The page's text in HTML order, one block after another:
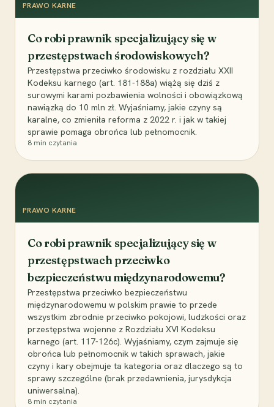
PRAWO KARNE
Co robi prawnik specjalizujący się w
przestępstwach środowiskowych?
Przestępstwa przeciwko środowisku z rozdziału XXII
Kodeksu karnego (art. 181-188a) wiążą się dziś z
surowymi karami pozbawienia wolności i obowiązkową
nawiązką do 10 mln zł. Wyjaśniamy, jakie czyny są
karalne, co zmieniła reforma z 2022 r. i jak w takiej
sprawie pomaga obrońca lub pełnomocnik.
8 min czytania
PRAWO KARNE
Co robi prawnik specjalizujący się w
przestępstwach przeciwko
bezpieczeństwu międzynarodowemu?
Przestępstwa przeciwko bezpieczeństwu
międzynarodowemu w polskim prawie to przede
wszystkim zbrodnie przeciwko pokojowi, ludzkości oraz
przestępstwa wojenne z Rozdziału XVI Kodeksu
karnego (art. 117-126c). Wyjaśniamy, czym zajmuje się
obrońca lub pełnomocnik w takich sprawach, jakie
czyny i kary obejmuje ta kategoria oraz dlaczego są to
sprawy szczególne (brak przedawnienia, jurysdykcja
uniwersalna).
8 min czytania